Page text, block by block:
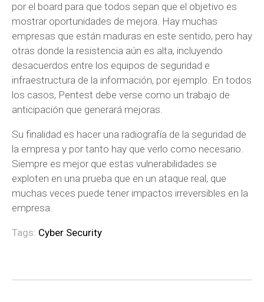
por el board para que todos sepan que el objetivo es
mostrar oportunidades de mejora. Hay muchas
empresas que están maduras en este sentido, pero hay
otras donde la resistencia aún es alta, incluyendo
desacuerdos entre los equipos de seguridad e
infraestructura de la información, por ejemplo. En todos
los casos, Pentest debe verse como un trabajo de
anticipación que generará mejoras.
Su finalidad es hacer una radiografía de la seguridad de
la empresa y por tanto hay que verlo como necesario.
Siempre es mejor que estas vulnerabilidades se
exploten en una prueba que en un ataque real, que
muchas veces puede tener impactos irreversibles en la
empresa.
Tags: Cyber Security